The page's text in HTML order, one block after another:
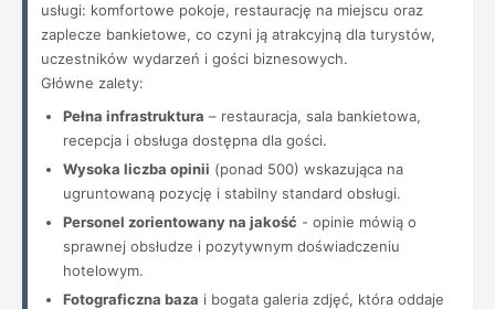
usługi: komfortowe pokoje, restaurację na miejscu oraz
zaplecze bankietowe, co czyni ją atrakcyjną dla turystów,
uczestników wydarzeń i gości biznesowych.
Główne zalety:
Pełna infrastruktura – restauracja, sala bankietowa,
recepcja i obsługa dostępna dla gości.
Wysoka liczba opinii (ponad 500) wskazująca na
ugruntowaną pozycję i stabilny standard obsługi.
Personel zorientowany na jakość - opinie mówią o
sprawnej obsłudze i pozytywnym doświadczeniu
hotelowym.
Fotograficzna baza i bogata galeria zdjęć, która oddaje